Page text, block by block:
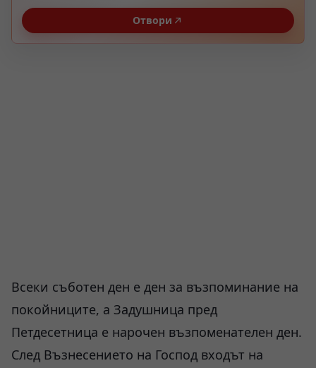
Отвори
Всеки съботен ден е ден за възпоминание на
покойниците, а Задушница пред
Петдесетница е нарочен възпоменателен ден.
След Възнесението на Господ входът на